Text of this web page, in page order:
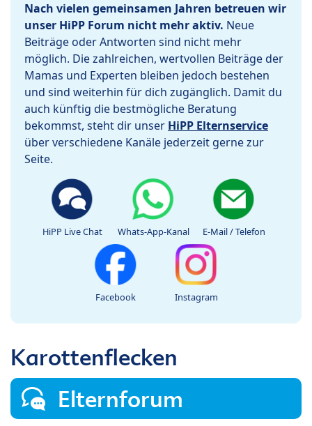
Nach vielen gemeinsamen Jahren betreuen wir
unser HiPP Forum nicht mehr aktiv. Neue
Beiträge oder Antworten sind nicht mehr
möglich. Die zahlreichen, wertvollen Beiträge der
Mamas und Experten bleiben jedoch bestehen
und sind weiterhin für dich zugänglich. Damit du
auch künftig die bestmögliche Beratung
bekommst, steht dir unser HiPP Elternservice
über verschiedene Kanäle jederzeit gerne zur
Seite.
HiPP Live Chat Whats-App-Kanal E-Mail / Telefon
Facebook Instagram
Karottenflecken
Elternforum